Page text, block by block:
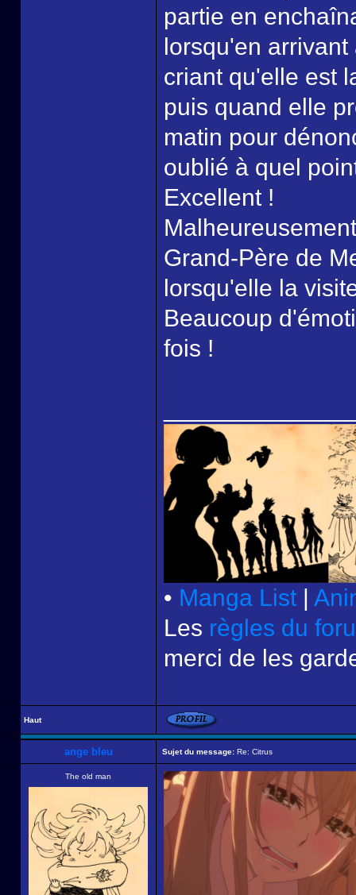
partie en
lorsqu'en
criant qu'elle est
puis quand elle
matin pour
oublié à quel
Excellent !
Grand-Père de
lorsqu'elle la
Beaucoup
fois !
• Manga List |
Les règles du
merci de les
Haut
ange bleu Sujet du message: Re: Citrus
The old man